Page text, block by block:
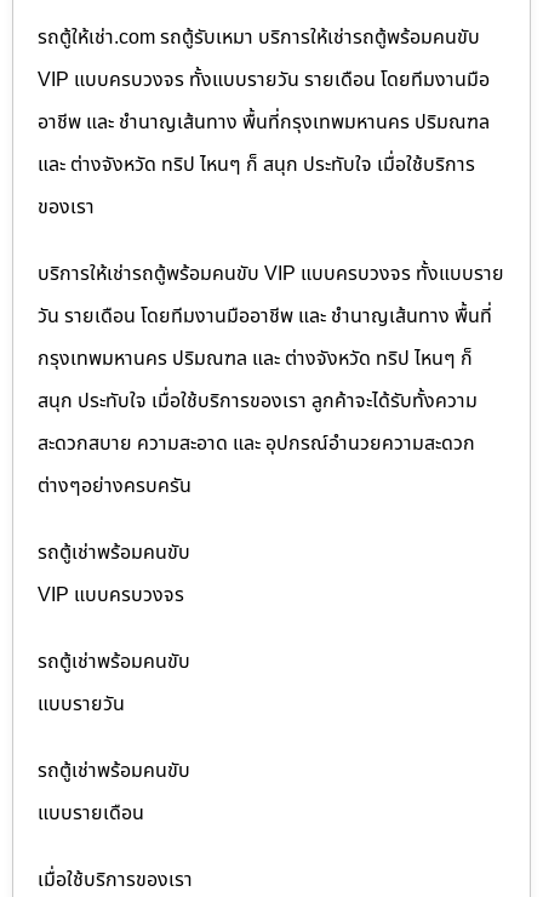
รถตู้ให้เช่า.com รถตู้รับเหมา บริการให้เช่ารถตู้พร้อมคนขับ
VIP แบบครบวงจร ทั้งแบบรายวัน รายเดือน โดยทีมงานมือ
อาชีพ และ ชำนาญเส้นทาง พื้นที่กรุงเทพมหานคร ปริมณฑล
และ ต่างจังหวัด ทริป ไหนๆ ก็ สนุก ประทับใจ เมื่อใช้บริการ
ของเรา
บริการให้เช่ารถตู้พร้อมคนขับ VIP แบบครบวงจร ทั้งแบบราย
วัน รายเดือน โดยทีมงานมืออาชีพ และ ชำนาญเส้นทาง พื้นที่
กรุงเทพมหานคร ปริมณฑล และ ต่างจังหวัด ทริป ไหนๆ ก็
สนุก ประทับใจ เมื่อใช้บริการของเรา ลูกค้าจะได้รับทั้งความ
สะดวกสบาย ความสะอาด และ อุปกรณ์อำนวยความสะดวก
ต่างๆอย่างครบครัน
รถตู้เช่าพร้อมคนขับ
VIP แบบครบวงจร
รถตู้เช่าพร้อมคนขับ
แบบรายวัน
รถตู้เช่าพร้อมคนขับ
แบบรายเดือน
เมื่อใช้บริการของเรา